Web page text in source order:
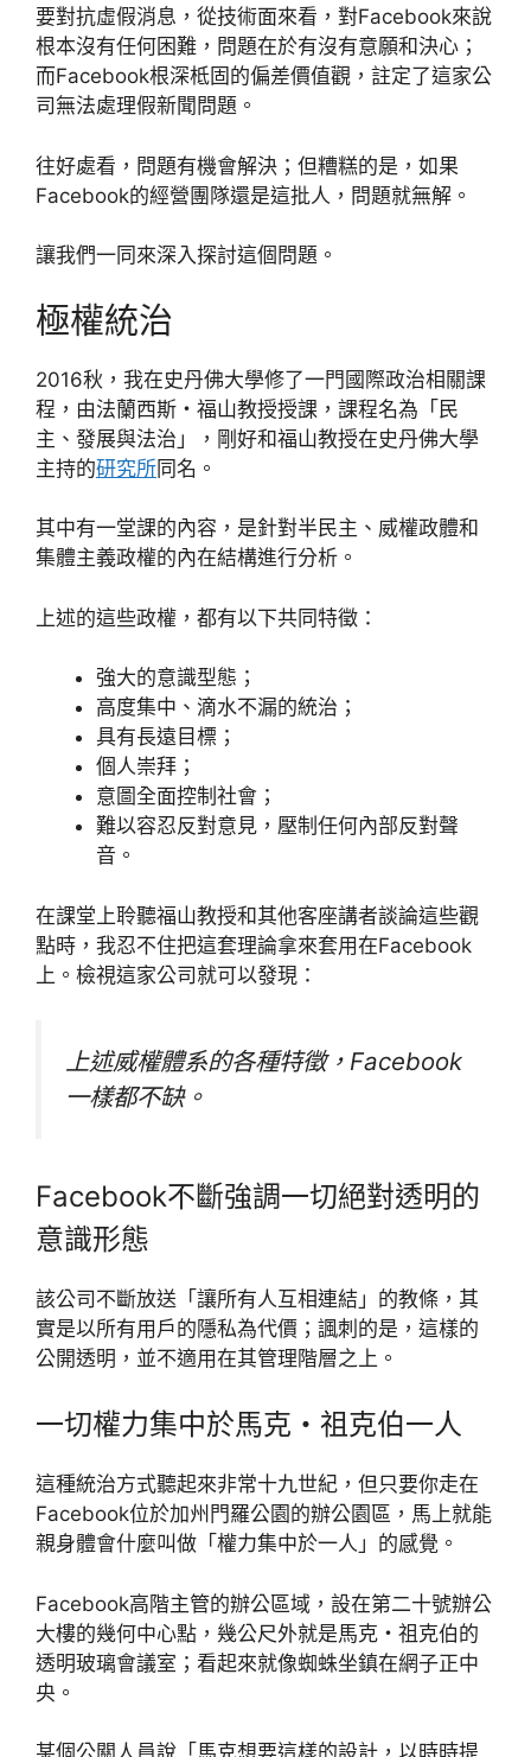
要對抗虛假消息，從技術面來看，對Facebook來說
根本沒有任何困難，問題在於有沒有意願和決心；
而Facebook根深柢固的偏差價值觀，註定了這家公
司無法處理假新聞問題。
往好處看，問題有機會解決；但糟糕的是，如果
Facebook的經營團隊還是這批人，問題就無解。
讓我們一同來深入探討這個問題。
極權統治
2016秋，我在史丹佛大學修了一門國際政治相關課
程，由法蘭西斯・福山教授授課，課程名為「民
主、發展與法治」，剛好和福山教授在史丹佛大學
主持的研究所同名。
其中有一堂課的內容，是針對半民主、威權政體和
集體主義政權的內在結構進行分析。
上述的這些政權，都有以下共同特徵：
強大的意識型態；
高度集中、滴水不漏的統治；
具有長遠目標；
個人崇拜；
意圖全面控制社會；
難以容忍反對意見，壓制任何內部反對聲
音。
在課堂上聆聽福山教授和其他客座講者談論這些觀
點時，我忍不住把這套理論拿來套用在Facebook
上。檢視這家公司就可以發現：
上述威權體系的各種特徵，Facebook
一樣都不缺。
Facebook不斷強調一切絕對透明的
意識形態
該公司不斷放送「讓所有人互相連結」的教條，其
實是以所有用戶的隱私為代價；諷刺的是，這樣的
公開透明，並不適用在其管理階層之上。
一切權力集中於馬克・祖克伯一人
這種統治方式聽起來非常十九世紀，但只要你走在
Facebook位於加州門羅公園的辦公園區，馬上就能
親身體會什麼叫做「權力集中於一人」的感覺。
Facebook高階主管的辦公區域，設在第二十號辦公
大樓的幾何中心點，幾公尺外就是馬克・祖克伯的
透明玻璃會議室；看起來就像蜘蛛坐鎮在網子正中
央。